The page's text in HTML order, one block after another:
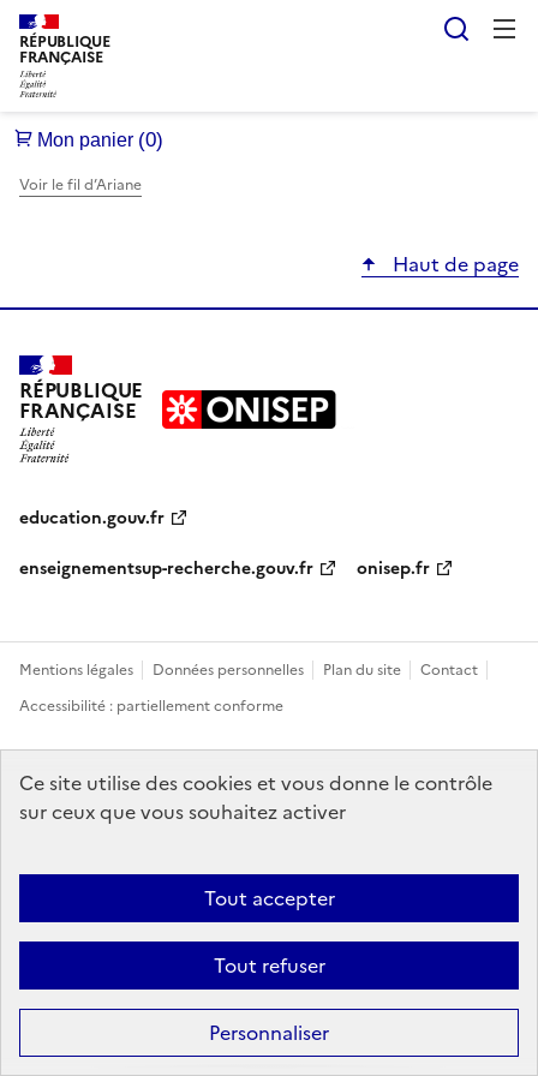
Ce site utilise des cookies et vous donne le contrôle
sur ceux que vous souhaitez activer
Tout accepter
Tout refuser
Personnaliser
RÉPUBLIQUE
FRANÇAISE
Voir le fil d’Ariane
Haut de page
RÉPUBLIQUE
FRANÇAISE
education.gouv.fr
enseignementsup-recherche.gouv.fr
onisep.fr
Mentions légales Données personnelles Plan du site
Contact
Accessibilité : partiellement conforme
les contenus de ce site sont proposés souslicence etalab-2.0